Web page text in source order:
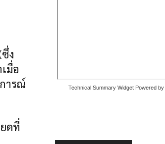
ง
มื่อ
ารณ์
ดที่
Technical Summary Widget Powered by